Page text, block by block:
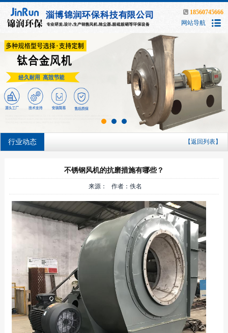
18560745666
网站导航
行业动态 【返回列表】
不锈钢风机的抗磨措施有哪些？
来源： 作者：佚名